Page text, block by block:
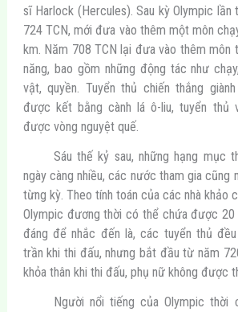
sĩ Harlock (Hercules). Sau kỳ Olympic
724 TCN, mới đưa vào thêm một môn
km. Năm 708 TCN lại đưa vào thêm môn
năng, bao gồm những động tác như
vật, quyền. Tuyển thủ chiến thắng
được kết bằng cành lá ô-liu, tuyển thủ
được vòng nguyệt quế.
Sáu thế kỷ sau, những hạng mục
ngày càng nhiều, các nước tham gia cũng
từng kỳ. Theo tính toán của các nhà khảo
Olympic đương thời có thể chứa được 20
đáng để nhắc đến là, các tuyển thủ
trần khi thi đấu, nhưng bắt đầu từ năm
khỏa thân khi thi đấu, phụ nữ không được
Người nổi tiếng của Olympic thời